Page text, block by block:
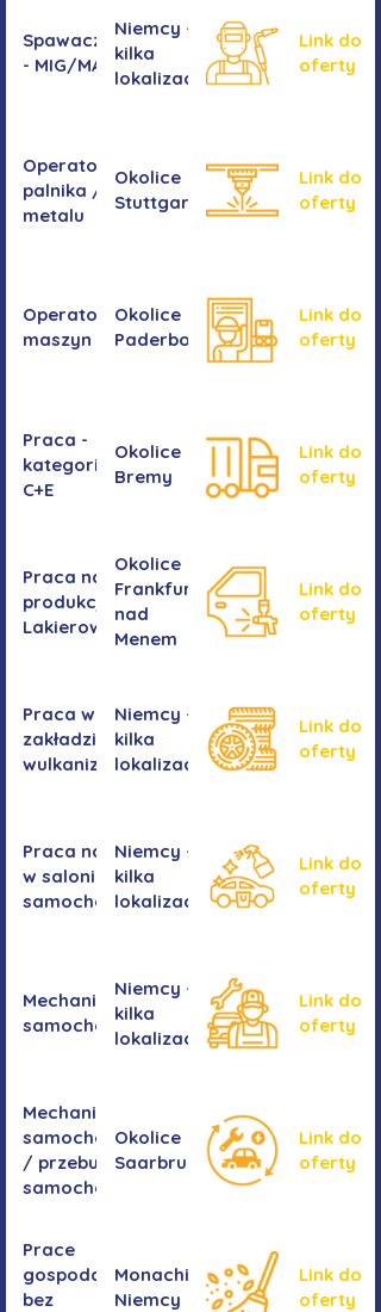
Spawacz/spawaczka
- MIG/MAG/TIG
Niemcy -
kilka
lokalizacji
Link do
oferty
Operator/operatorka
palnika / Cięcie
metalu
Okolice
Stuttgartu
Link do
oferty
Operator/operatorka
maszyn CNC
Okolice
Paderborn
Link do
oferty
Praca -
kategoria
C+E
Okolice
Bremy
Link do
oferty
Praca na
produkcji -
Lakierowanie
Okolice
Frankfurtu
nad
Menem
Link do
oferty
Praca w
zakładzie
wulkanizacyjnym
Niemcy -
kilka
lokalizacji
Link do
oferty
Praca na myjni
w salonie
samochodowym
Niemcy -
kilka
lokalizacji
Link do
oferty
Mechanika
samochodowa
Niemcy -
kilka
lokalizacji
Link do
oferty
Mechanika
samochodowa
/ przebudowa
samochodów
Okolice
Saarbrucken
Link do
oferty
Prace
gospodarcze -
bez
Monachium,
Niemcy
Link do
oferty